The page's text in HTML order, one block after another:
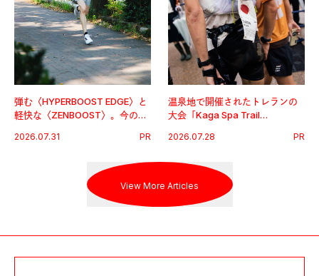
弾む〈HYPERBOOST EDGE〉と
軽快な〈ZENBOOST〉。今の時
出した新機軸。
2026.07.31 PR
温泉地で開催されたトレランの
大会「Kaga Spa Trail
戦を夢見るランナーたちの奮闘
2026.07.28 PR
View More Articles